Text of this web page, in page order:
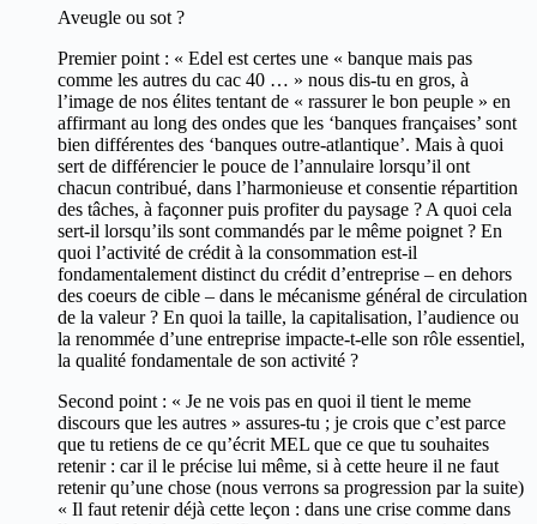
Aveugle ou sot ?
Premier point : « Edel est certes une « banque mais pas
comme les autres du cac 40 … » nous dis-tu en gros, à
l’image de nos élites tentant de « rassurer le bon peuple » en
affirmant au long des ondes que les ‘banques françaises’ sont
bien différentes des ‘banques outre-atlantique’. Mais à quoi
sert de différencier le pouce de l’annulaire lorsqu’il ont
chacun contribué, dans l’harmonieuse et consentie répartition
des tâches, à façonner puis profiter du paysage ? A quoi cela
sert-il lorsqu’ils sont commandés par le même poignet ? En
quoi l’activité de crédit à la consommation est-il
fondamentalement distinct du crédit d’entreprise – en dehors
des coeurs de cible – dans le mécanisme général de circulation
de la valeur ? En quoi la taille, la capitalisation, l’audience ou
la renommée d’une entreprise impacte-t-elle son rôle essentiel,
la qualité fondamentale de son activité ?
Second point : « Je ne vois pas en quoi il tient le meme
discours que les autres » assures-tu ; je crois que c’est parce
que tu retiens de ce qu’écrit MEL que ce que tu souhaites
retenir : car il le précise lui même, si à cette heure il ne faut
retenir qu’une chose (nous verrons sa progression par la suite)
« Il faut retenir déjà cette leçon : dans une crise comme dans